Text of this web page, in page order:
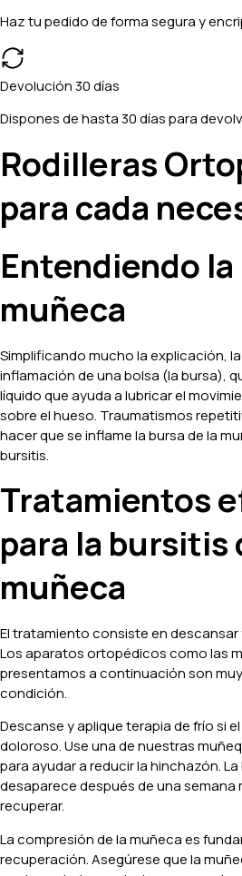
Haz tu pedido de forma segura y
Devolución 30 días
Dispones de hasta 30 días para
Rodilleras
para cada
Entendiendo
muñeca
Simplificando mucho la explicación,
inflamación de una bolsa (la bursa),
líquido que ayuda a lubricar el
sobre el hueso. Traumatismos
hacer que se inflame la bursa de la
bursitis.
Tratamientos
para la bursitis
muñeca
El tratamiento consiste en descansar
Los aparatos ortopédicos como las
presentamos a continuación son
condición.
Descanse y aplique terapia de frío si
doloroso. Use una de nuestras
para ayudar a reducir la hinchazón.
desaparece después de una semana
recuperar.
La compresión de la muñeca es
recuperación. Asegúrese que la